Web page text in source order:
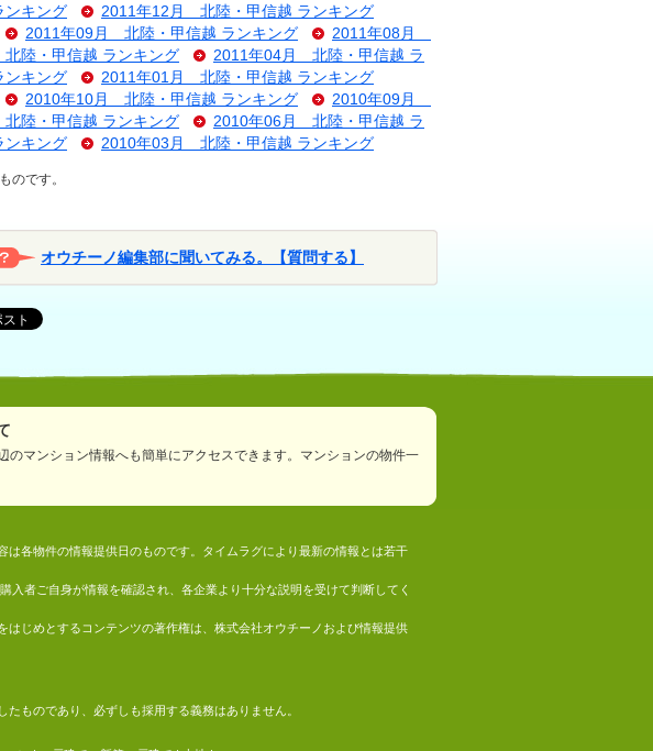
キング
2011年12月 北陸・甲信越 ランキング
2011年09月 北陸・甲信越 ランキング
2011年08月
陸・甲信越 ランキング
2011年04月 北陸・甲信越 ラ
キング
2011年01月 北陸・甲信越 ランキング
2010年10月 北陸・甲信越 ランキング
2010年09月
陸・甲信越 ランキング
2010年06月 北陸・甲信越 ラ
キング 2010年03月 北陸・甲信越 ランキング
のです。
オウチーノ編集部に聞いてみる。【質問する】
マンション情報へも簡単にアクセスできます。マンションの物件一
各物件の情報提供日のものです。タイムラグにより最新の情報とは若干
者ご自身が情報を確認され、各企業より十分な説明を受けて判断してく
じめとするコンテンツの著作権は、株式会社オウチーノおよび情報提供
ものであり、必ずしも採用する義務はありません。